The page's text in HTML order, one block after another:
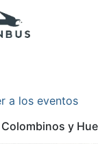
a los eventos
y